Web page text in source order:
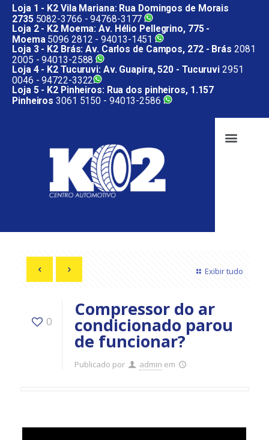
Loja 1 - K2 Vila Mariana: Rua Domingos de Morais
27355082-3766 -94768-3177
Loja 2 - K2 Moema: Av. Hélio Pellegrino, 775 -
Moema5096 2812 -94013-1451
Loja 3 - K2 Brás: Av. Carlos de Campos, 272 - Brás 2081
2005 -94013-2588
Loja 4 - K2 Tucuruvi: Av. Guapira, 520 - Tucuruvi 2951
0046 -94722-3322
Loja 5 - K2 Pinheiros: Rua dos pinheiros, 1.157
Pinheiros 3061 5150 - 94013-2586
Exibir tudo
0
Compressor do ar
condicionado parou
de funcionar?
Publicado por admin em